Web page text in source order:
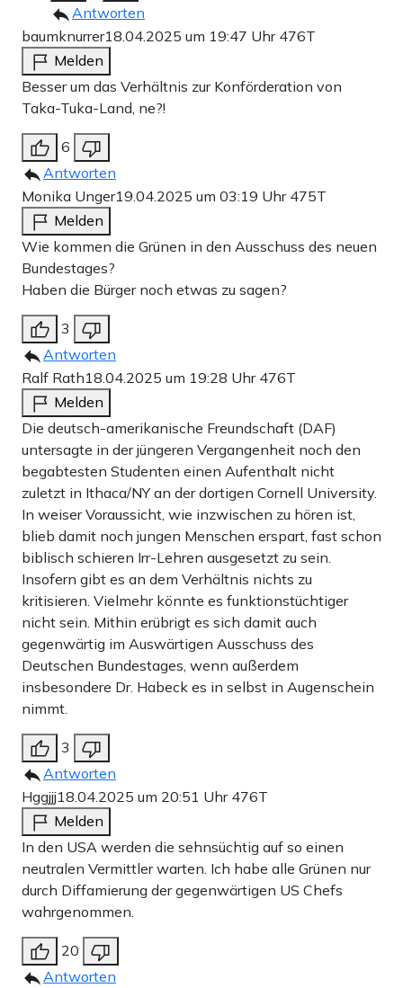
Antworten
baumknurrer18.04.2025 um 19:47 Uhr 476T
Melden
Besser um das Verhältnis zur Konförderation von
Taka-Tuka-Land, ne?!
6
Antworten
Monika Unger19.04.2025 um 03:19 Uhr 475T
Melden
Wie kommen die Grünen in den Ausschuss des neuen
Bundestages?
Haben die Bürger noch etwas zu sagen?
3
Antworten
Ralf Rath18.04.2025 um 19:28 Uhr 476T
Melden
Die deutsch-amerikanische Freundschaft (DAF)
untersagte in der jüngeren Vergangenheit noch den
begabtesten Studenten einen Aufenthalt nicht
zuletzt in Ithaca/NY an der dortigen Cornell University.
In weiser Voraussicht, wie inzwischen zu hören ist,
blieb damit noch jungen Menschen erspart, fast schon
biblisch schieren Irr-Lehren ausgesetzt zu sein.
Insofern gibt es an dem Verhältnis nichts zu
kritisieren. Vielmehr könnte es funktionstüchtiger
nicht sein. Mithin erübrigt es sich damit auch
gegenwärtig im Auswärtigen Ausschuss des
Deutschen Bundestages, wenn außerdem
insbesondere Dr. Habeck es in selbst in Augenschein
nimmt.
3
Antworten
Hggjjj18.04.2025 um 20:51 Uhr 476T
Melden
In den USA werden die sehnsüchtig auf so einen
neutralen Vermittler warten. Ich habe alle Grünen nur
durch Diffamierung der gegenwärtigen US Chefs
wahrgenommen.
20
Antworten